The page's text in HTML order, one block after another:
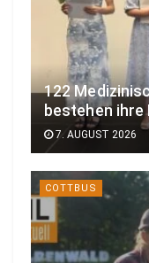
122
bestehen
7. AUGUST 2026
COTTBUS